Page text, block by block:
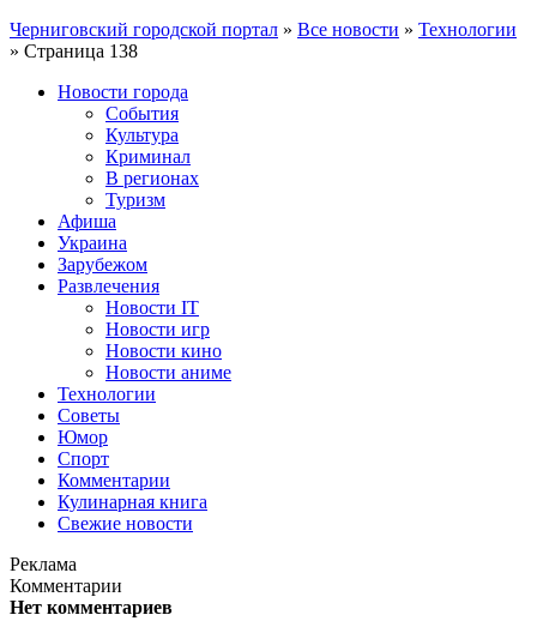
Черниговский городской портал » Все новости » Технологии
» Страница 138
Новости города
События
Культура
Криминал
В регионах
Туризм
Афиша
Украина
Зарубежом
Развлечения
Новости IT
Новости игр
Новости кино
Новости аниме
Технологии
Советы
Юмор
Спорт
Комментарии
Кулинарная книга
Свежие новости
Реклама
Комментарии
Нет комментариев